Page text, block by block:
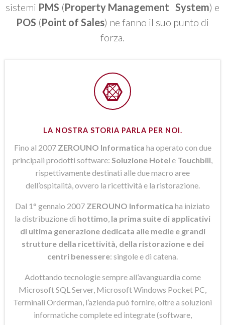
sistemi PMS (Property Management System) e
POS (Point of Sales) ne fanno il suo punto di
forza.
LA NOSTRA STORIA PARLA PER NOI.
Fino al 2007 ZEROUNO Informatica ha operato con due
principali prodotti software: Soluzione Hotel e Touchbill
rispettivamente destinati alle due macro aree
dell’ospitalità, ovvero la ricettività e la ristorazione.
Dal 1° gennaio 2007 ZEROUNO Informatica ha iniziato
la distribuzione di hottimo la prima suite di applicativi
di ultima generazione dedicata alle medie e grandi
strutture della ricettività, della ristorazione e dei
centri benessere: singole e di catena.
Adottando tecnologie sempre all’avanguardia come
Microsoft SQL Server, Microsoft Windows Pocket PC,
Terminali Orderman, l’azienda può fornire, oltre a soluzioni
informatiche complete ed integrate (software,